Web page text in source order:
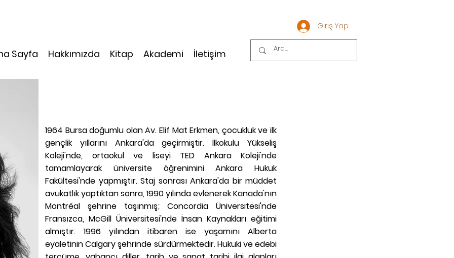
Sayfa Hakkımızda Kitap Akademi İletişim
Giriş Yap
1964 Bursa doğumlu olan Av. Elif Mat Erkmen, çocukluk ve ilk
gençlik yıllarını Ankara'da geçirmiştir. İlkokulu Yükseliş
Koleji'nde, ortaokul ve liseyi TED Ankara Koleji'nde
tamamlayarak üniversite öğrenimini Ankara Hukuk
Fakültesi'nde yapmıştır. Staj sonrası Ankara'da bir müddet
avukatlık yaptıktan sonra, 1990 yılında evlenerek Kanada'nın
Montréal şehrine taşınmış; Concordia Üniversitesi'nde
Fransızca, McGill Üniversitesi'nde İnsan Kaynakları eğitimi
almıştır. 1996 yılından itibaren ise yaşamını Alberta
eyaletinin Calgary şehrinde sürdürmektedir. Hukuki ve edebi